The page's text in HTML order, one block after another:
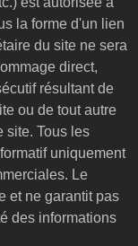
la forme d'un lien
du site ne sera
direct,
résultant de
ou de tout autre
site. Tous les
uniquement
Le
et ne garantit pas
des informations